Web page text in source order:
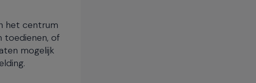
het centrum
toedienen, of
mogelijk